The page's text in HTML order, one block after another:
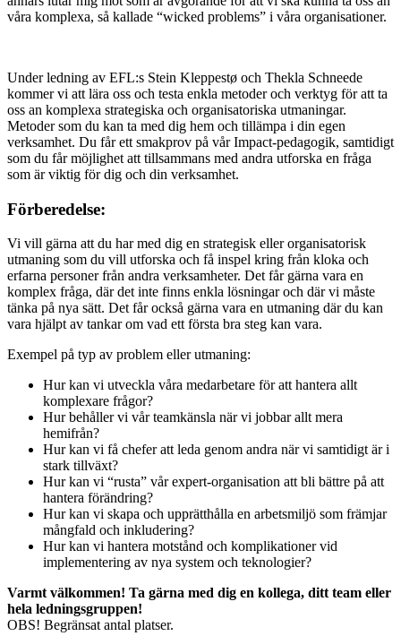
våra komplexa, så kallade “wicked problems” i våra organisationer.
Under ledning av EFL:s Stein Kleppestø och Thekla Schneede
kommer vi att lära oss och testa enkla metoder och verktyg för att ta
oss an komplexa strategiska och organisatoriska utmaningar.
Metoder som du kan ta med dig hem och tillämpa i din egen
verksamhet. Du får ett smakprov på vår Impact-pedagogik, samtidigt
som du får möjlighet att tillsammans med andra utforska en fråga
som är viktig för dig och din verksamhet.
Förberedelse:
Vi vill gärna att du har med dig en strategisk eller organisatorisk
utmaning som du vill utforska och få inspel kring från kloka och
erfarna personer från andra verksamheter. Det får gärna vara en
komplex fråga, där det inte finns enkla lösningar och där vi måste
tänka på nya sätt. Det får också gärna vara en utmaning där du kan
vara hjälpt av tankar om vad ett första bra steg kan vara.
Exempel på typ av problem eller utmaning:
Hur kan vi utveckla våra medarbetare för att hantera allt
komplexare frågor?
Hur behåller vi vår teamkänsla när vi jobbar allt mera
hemifrån?
Hur kan vi få chefer att leda genom andra när vi samtidigt är i
stark tillväxt?
Hur kan vi “rusta” vår expert-organisation att bli bättre på att
hantera förändring?
Hur kan vi skapa och upprätthålla en arbetsmiljö som främjar
mångfald och inkludering?
Hur kan vi hantera motstånd och komplikationer vid
implementering av nya system och teknologier?
Varmt välkommen! Ta gärna med dig en kollega, ditt team eller
hela ledningsgruppen!
OBS! Begränsat antal platser.